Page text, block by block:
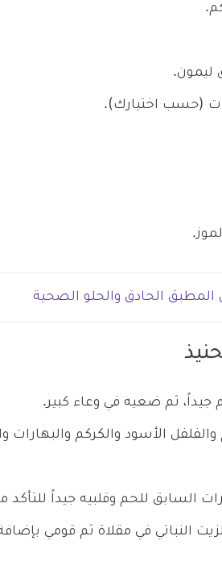
ليمون.
(حسب اختيارك).
الحادق والحلو الصحية
ثم ضعيه في وعاء كبير.
الأسود والكركم والبهارات
السابق للحم وقلبيه جيداً للتأكد
النباتي في مقلاة ثم قومي بإضافة